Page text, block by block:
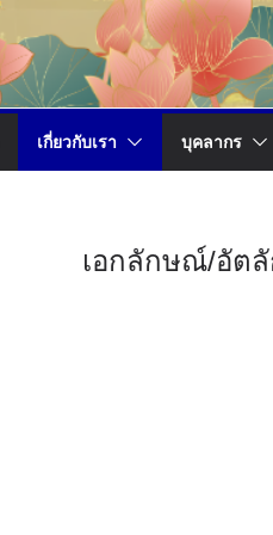
เกี่ยวกับเรา บุคลากร
เอกลักษณ์/อัต